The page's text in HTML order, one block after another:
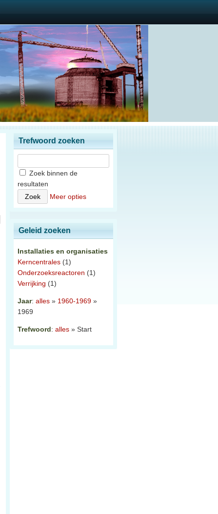
Trefwoord zoeken
Zoek binnen de
resultaten
Meer opties
Geleid zoeken
Installaties en organisaties
Kerncentrales (1)
Onderzoeksreactoren (1)
Verrijking (1)
Jaar: alles » 1960-1969 »
1969
Trefwoord: alles » Start